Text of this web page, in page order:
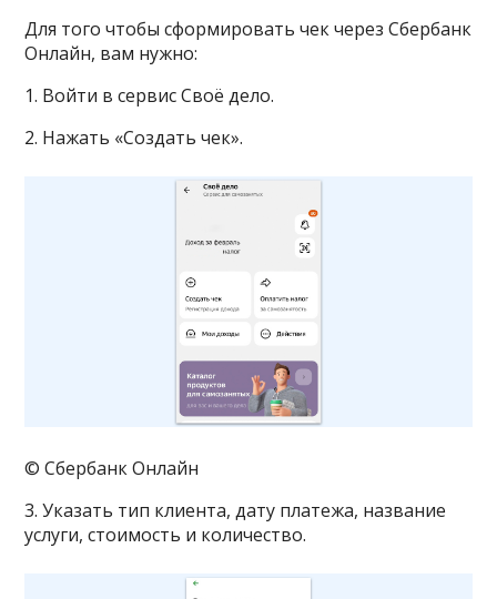
Для того чтобы сформировать чек через Сбербанк
Онлайн, вам нужно:
1. Войти в сервис Своё дело.
2. Нажать «Создать чек».
© Сбербанк Онлайн
3. Указать тип клиента, дату платежа, название
услуги, стоимость и количество.